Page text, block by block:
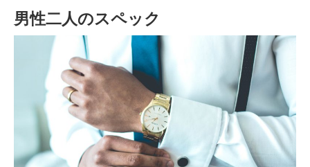
男性二人のスペック